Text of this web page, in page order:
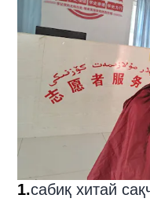
1.сабиқ хитай